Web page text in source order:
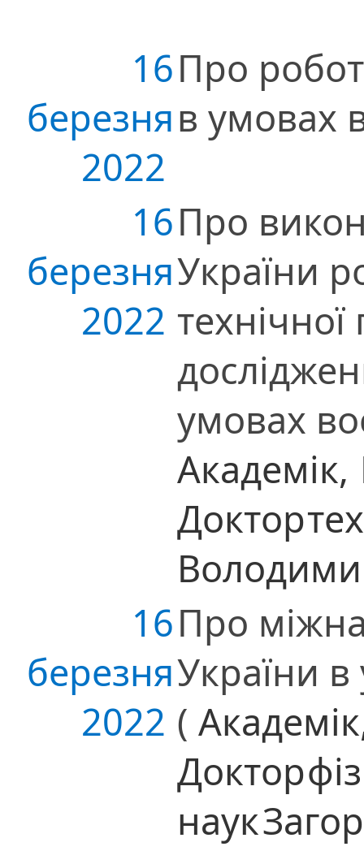
16
березня
2022
Про
в умовах
16
березня
2022
Про
України
умовах
Академік,
Доктор
16
березня
2022
Про
України
(
Доктор
наук